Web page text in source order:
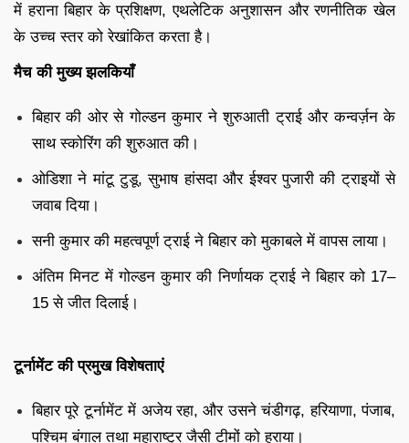
में हराना बिहार के प्रशिक्षण, एथलेटिक अनुशासन और रणनीतिक खेल
के उच्च स्तर को रेखांकित करता है।
मैच की मुख्य झलकियाँ
बिहार की ओर से गोल्डन कुमार ने शुरुआती ट्राई और कन्वर्ज़न के
साथ स्कोरिंग की शुरुआत की।
ओडिशा ने मांटू टुडू, सुभाष हांसदा और ईश्वर पुजारी की ट्राइयों से
जवाब दिया।
सनी कुमार की महत्वपूर्ण ट्राई ने बिहार को मुकाबले में वापस लाया।
अंतिम मिनट में गोल्डन कुमार की निर्णायक ट्राई ने बिहार को 17–
15 से जीत दिलाई।
टूर्नामेंट की प्रमुख विशेषताएं
बिहार पूरे टूर्नामेंट में अजेय रहा, और उसने चंडीगढ़, हरियाणा, पंजाब,
पश्चिम बंगाल तथा महाराष्ट्र जैसी टीमों को हराया।